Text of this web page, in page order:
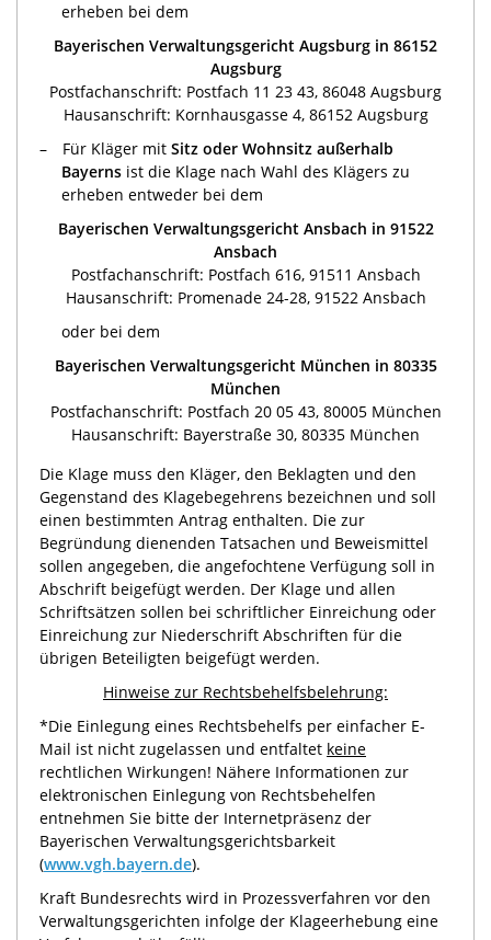
erheben bei dem
Bayerischen Verwaltungsgericht Augsburg in 86152
Augsburg
Postfachanschrift: Postfach 11 23 43, 86048 Augsburg
Hausanschrift: Kornhausgasse 4, 86152 Augsburg
Für Kläger mit Sitz oder Wohnsitz außerhalb
Bayerns ist die Klage nach Wahl des Klägers zu
erheben entweder bei dem
Bayerischen Verwaltungsgericht Ansbach in 91522
Ansbach
Postfachanschrift: Postfach 616, 91511 Ansbach
Hausanschrift: Promenade 24-28, 91522 Ansbach
oder bei dem
Bayerischen Verwaltungsgericht München in 80335
München
Postfachanschrift: Postfach 20 05 43, 80005 München
Hausanschrift: Bayerstraße 30, 80335 München
Die Klage muss den Kläger, den Beklagten und den
Gegenstand des Klagebegehrens bezeichnen und soll
einen bestimmten Antrag enthalten. Die zur
Begründung dienenden Tatsachen und Beweismittel
sollen angegeben, die angefochtene Verfügung soll in
Abschrift beigefügt werden. Der Klage und allen
Schriftsätzen sollen bei schriftlicher Einreichung oder
Einreichung zur Niederschrift Abschriften für die
übrigen Beteiligten beigefügt werden.
Hinweise zur Rechtsbehelfsbelehrung:
*Die Einlegung eines Rechtsbehelfs per einfacher E-
Mail ist nicht zugelassen und entfaltet keine
rechtlichen Wirkungen! Nähere Informationen zur
elektronischen Einlegung von Rechtsbehelfen
entnehmen Sie bitte der Internetpräsenz der
Bayerischen Verwaltungsgerichtsbarkeit
(www.vgh.bayern.de).
Kraft Bundesrechts wird in Prozessverfahren vor den
Verwaltungsgerichten infolge der Klageerhebung eine